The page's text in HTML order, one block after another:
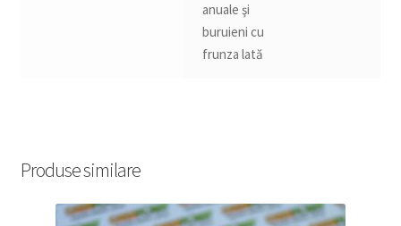
anuale şi
buruieni cu
frunza lată
Produse similare